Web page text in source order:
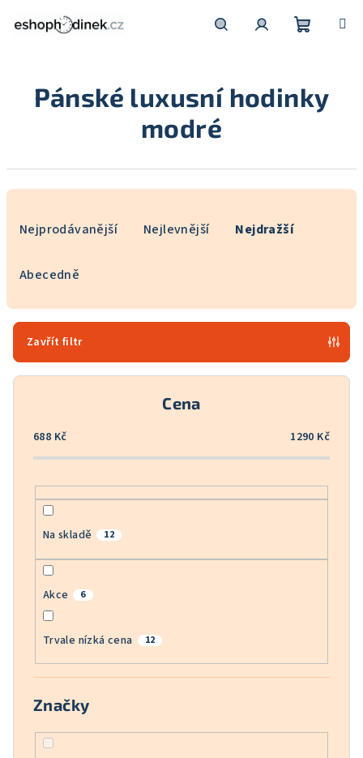
košík
Pánské luxusní hodinky
modré
r
o
Nejprodávanější Nejlevnější Nejdražší
Abecedně
Zavřít filtr
Cena
688 Kč 1290 Kč
Na skladě 12
Akce 6
Trvale nízká cena 12
Značky